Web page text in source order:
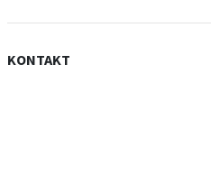
KONTAKT